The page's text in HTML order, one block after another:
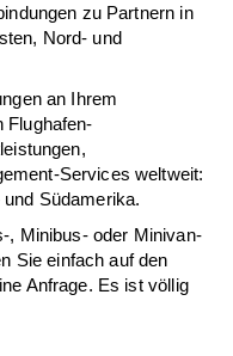
zu Partnern in
Nord- und
an Ihrem
Flughafen-
Services weltweit:
Südamerika.
, Minibus- oder Minivan-
Sie einfach auf den
Anfrage. Es ist völlig